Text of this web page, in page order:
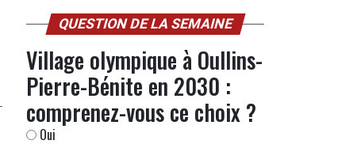
QUESTION DE LA SEMAINE
Village olympique à Oullins-
Pierre-Bénite en 2030 :
comprenez-vous ce choix ?
Oui